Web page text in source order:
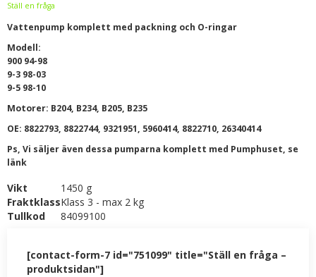
Ställ en fråga
Vattenpump komplett med packning och O-ringar
Modell:
900 94-98
9-3 98-03
9-5 98-10
Motorer: B204, B234, B205, B235
OE: 8822793, 8822744, 9321951, 5960414, 8822710, 26340414
Ps, Vi säljer även dessa pumparna komplett med Pumphuset, se
länk
Vikt
1450 g
FraktklassKlass 3 - max 2 kg
Tullkod
84099100
[contact-form-7 id="751099" title="Ställ en fråga –
produktsidan"]